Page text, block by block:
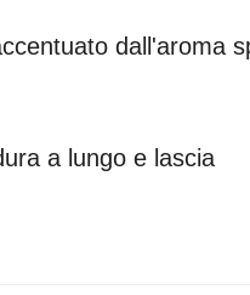
dall'aroma
a lungo e lascia